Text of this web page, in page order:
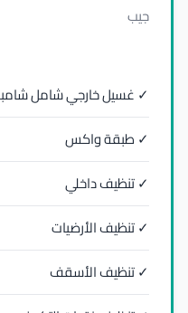
جيب
✓ غسيل خارجي شامل
✓ طبقة واكس
✓ تنظيف داخلي
✓ تنظيف الأرضيات
✓ تنظيف الأسقف